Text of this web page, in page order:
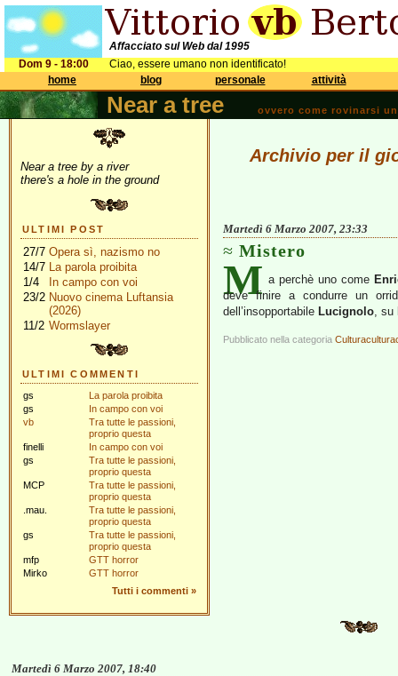
Affacciato sul Web dal 1995
Dom 9 - 18:00
Ciao, essere umano non identificato!
home
blog personale attività
Near a tree ovvero come rovinarsi
Near a tree by a river
there's a hole in the ground
ULTIMI POST
27/7 Opera sì, nazismo no
14/7 La parola proibita
1/4
In campo con voi
23/2 Nuovo cinema Luftansia
(2026)
11/2 Wormslayer
ULTIMI COMMENTI
gs
La parola proibita
gs
In campo con voi
vb
Tra tutte le passioni,
proprio questa
finelli
In campo con voi
gs
Tra tutte le passioni,
proprio questa
MCP
Tra tutte le passioni,
proprio questa
.mau.
Tra tutte le passioni,
proprio questa
gs
Tra tutte le passioni,
proprio questa
mfp
GTT horror
Mirko
GTT horror
Tutti i commenti »
Archivio per il
Martedì 6 Marzo 2007, 23:33
Mistero
M a perchè uno come
deve finire a condurre un
dell’insopportabile Lucignolo, su
Pubblicato nella categoria
Martedì 6 Marzo 2007, 18:40